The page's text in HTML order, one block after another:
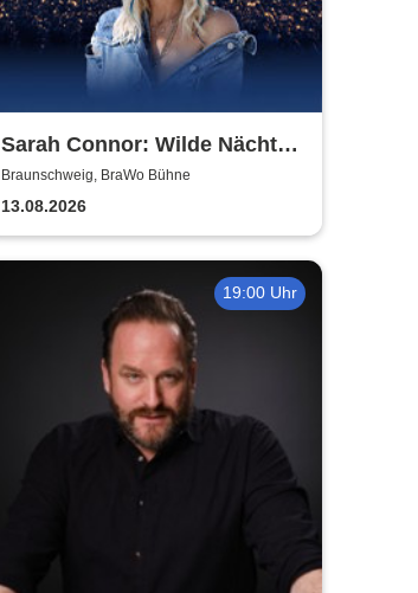
Sarah Connor: Wilde Nächte -
Open Air 2026
Braunschweig, BraWo Bühne
13.08.2026
19:00 Uhr